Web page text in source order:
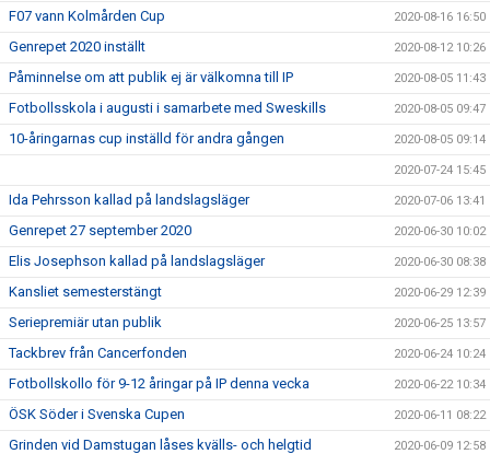
F07 vann Kolmården Cup 2020-08-16 16:50
Genrepet 2020 inställt 2020-08-12 10:26
Påminnelse om att publik ej är välkomna till IP 2020-08-05 11:43
Fotbollsskola i augusti i samarbete med Sweskills 2020-08-05 09:47
10-åringarnas cup inställd för andra gången 2020-08-05 09:14
2020-07-24 15:45
Ida Pehrsson kallad på landslagsläger 2020-07-06 13:41
Genrepet 27 september 2020 2020-06-30 10:02
Elis Josephson kallad på landslagsläger 2020-06-30 08:38
Kansliet semesterstängt 2020-06-29 12:39
Seriepremiär utan publik 2020-06-25 13:57
Tackbrev från Cancerfonden 2020-06-24 10:24
Fotbollskollo för 9-12 åringar på IP denna vecka 2020-06-22 10:34
ÖSK Söder i Svenska Cupen 2020-06-11 08:22
Grinden vid Damstugan låses kvälls- och helgtid 2020-06-09 12:58